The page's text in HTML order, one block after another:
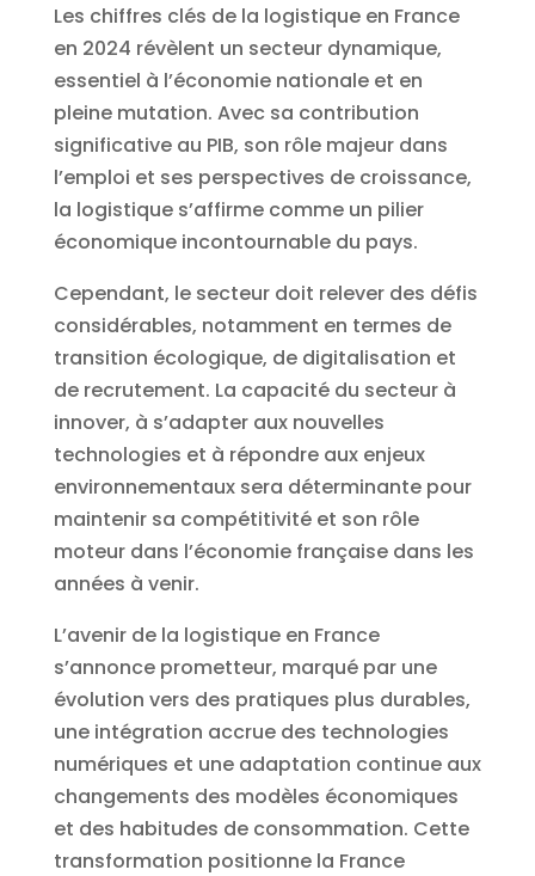
Les chiffres clés de la logistique en France
en 2024 révèlent un secteur dynamique,
essentiel à l’économie nationale et en
pleine mutation. Avec sa contribution
significative au PIB, son rôle majeur dans
l’emploi et ses perspectives de croissance,
la logistique s’affirme comme un pilier
économique incontournable du pays.
Cependant, le secteur doit relever des défis
considérables, notamment en termes de
transition écologique, de digitalisation et
de recrutement. La capacité du secteur à
innover, à s’adapter aux nouvelles
technologies et à répondre aux enjeux
environnementaux sera déterminante pour
maintenir sa compétitivité et son rôle
moteur dans l’économie française dans les
années à venir.
L’avenir de la logistique en France
s’annonce prometteur, marqué par une
évolution vers des pratiques plus durables,
une intégration accrue des technologies
numériques et une adaptation continue aux
changements des modèles économiques
et des habitudes de consommation. Cette
transformation positionne la France